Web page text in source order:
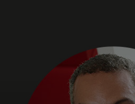
Para empresas
Para el mundo